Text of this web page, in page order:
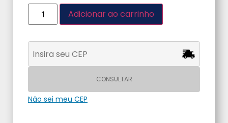
Adicionar ao carrinho
CONSULTAR
Não sei meu CEP